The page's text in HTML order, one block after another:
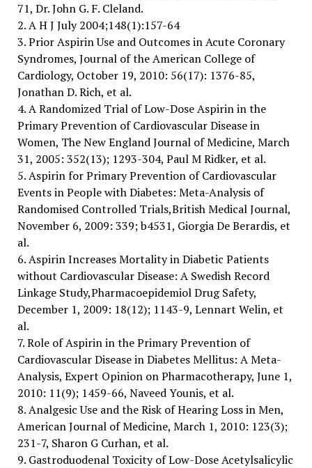
71, Dr. John G. F. Cleland.
2. A H J July 2004;148(1):157-64
3. Prior Aspirin Use and Outcomes in Acute Coronary
Syndromes, Journal of the American College of
Cardiology, October 19, 2010: 56(17): 1376-85,
Jonathan D. Rich, et al.
4. A Randomized Trial of Low-Dose Aspirin in the
Primary Prevention of Cardiovascular Disease in
Women, The New England Journal of Medicine, March
31, 2005: 352(13); 1293-304, Paul M Ridker, et al.
5. Aspirin for Primary Prevention of Cardiovascular
Events in People with Diabetes: Meta-Analysis of
Randomised Controlled Trials,British Medical Journal,
November 6, 2009: 339; b4531, Giorgia De Berardis, et
al.
6. Aspirin Increases Mortality in Diabetic Patients
without Cardiovascular Disease: A Swedish Record
Linkage Study,Pharmacoepidemiol Drug Safety,
December 1, 2009: 18(12); 1143-9, Lennart Welin, et
al.
7. Role of Aspirin in the Primary Prevention of
Cardiovascular Disease in Diabetes Mellitus: A Meta-
Analysis, Expert Opinion on Pharmacotherapy, June 1,
2010: 11(9); 1459-66, Naveed Younis, et al.
8. Analgesic Use and the Risk of Hearing Loss in Men,
American Journal of Medicine, March 1, 2010: 123(3);
231-7, Sharon G Curhan, et al.
9. Gastroduodenal Toxicity of Low-Dose Acetylsalicylic